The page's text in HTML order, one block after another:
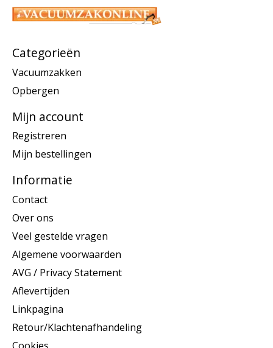
Categorieën
Vacuumzakken
Opbergen
Mijn account
Registreren
Mijn bestellingen
Informatie
Contact
Over ons
Veel gestelde vragen
Algemene voorwaarden
AVG / Privacy Statement
Aflevertijden
Linkpagina
Retour/Klachtenafhandeling